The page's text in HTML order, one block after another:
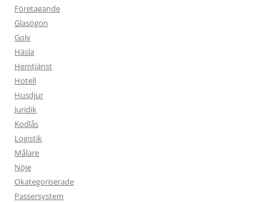
Företagande
Glasögon
Golv
Häsla
Hemtjänst
Hotell
Husdjur
Juridik
Kodlås
Logistik
Målare
Nöje
Okategoriserade
Passersystem